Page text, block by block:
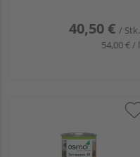
40,50 € / Stk.
54,00 € / l